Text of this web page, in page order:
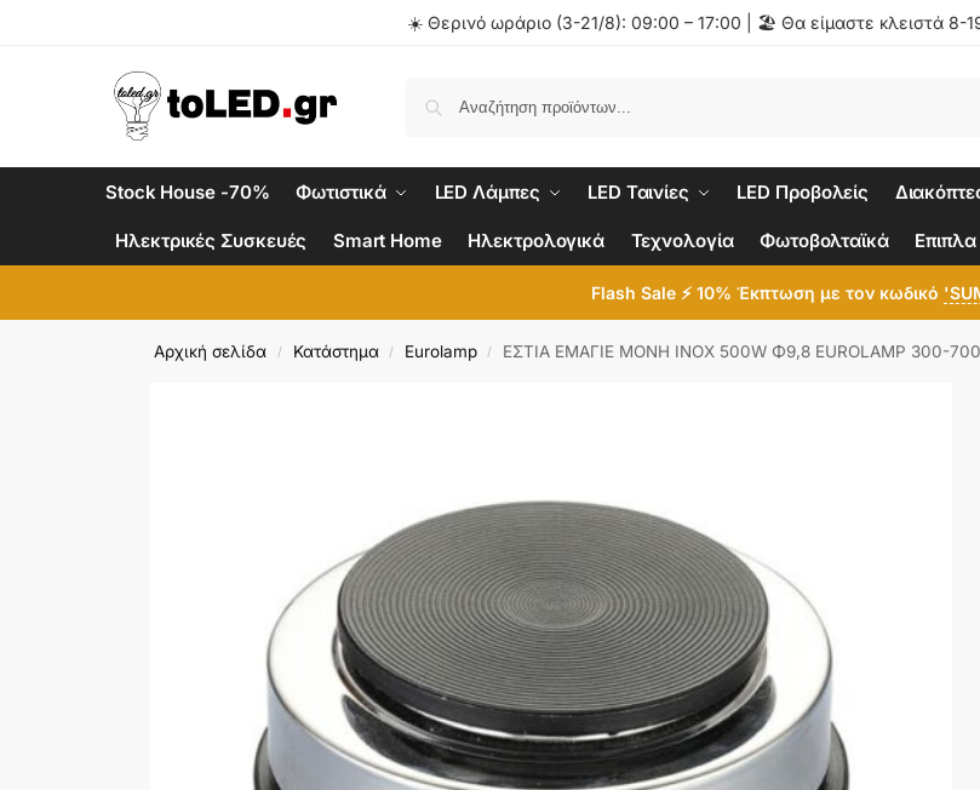
☀️ Θερινό ωράριο (3-21/8): 09:00 – 17:00 | 🏖️ Θα είμαστε κλειστά 8-
Stock House -70% Φωτιστικά LED Λάμπες LED Ταινίες LED Προβολείς
Ηλεκτρικές Συσκευές Smart Home Ηλεκτρολογικά Τεχνολογία Φωτοβολταϊκά Επιπλα
Flash Sale ⚡ 10% Έκπτωση με τον κωδικό
Αρχική σελίδα / Κατάστημα / Eurolamp / ΕΣΤΙΑ ΕΜΑΓΙΕ ΜΟΝΗ ΙΝΟΧ 500W Φ9,8 EUROLAMP 300-